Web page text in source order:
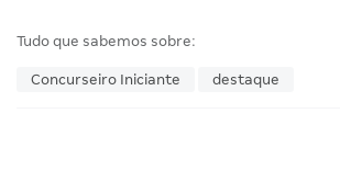
Tudo que sabemos sobre:
Concurseiro Iniciante destaque